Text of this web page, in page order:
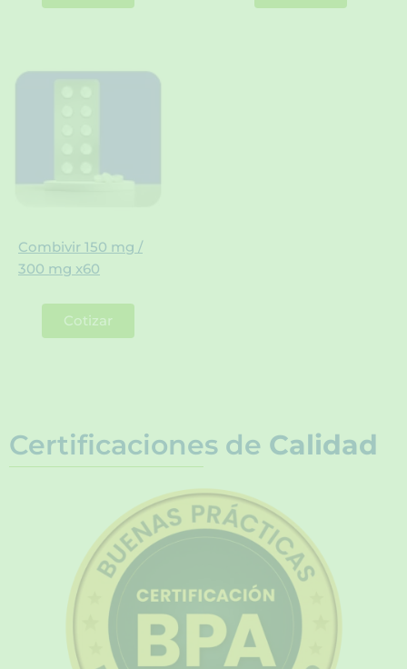
Combivir 150 mg /
300 mg x60
Cotizar
Certificaciones de Calidad